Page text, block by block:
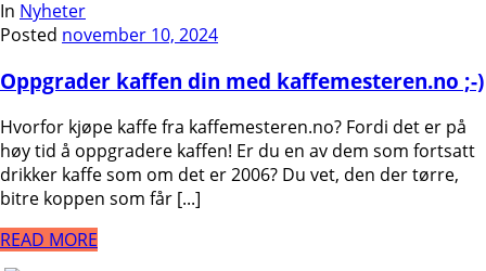
In Nyheter
Posted november 10, 2024
Oppgrader kaffen din med kaffemesteren.no ;-)
Hvorfor kjøpe kaffe fra kaffemesteren.no? Fordi det er på
høy tid å oppgradere kaffen! Er du en av dem som fortsatt
drikker kaffe som om det er 2006? Du vet, den der tørre,
bitre koppen som får [...]
READ MORE